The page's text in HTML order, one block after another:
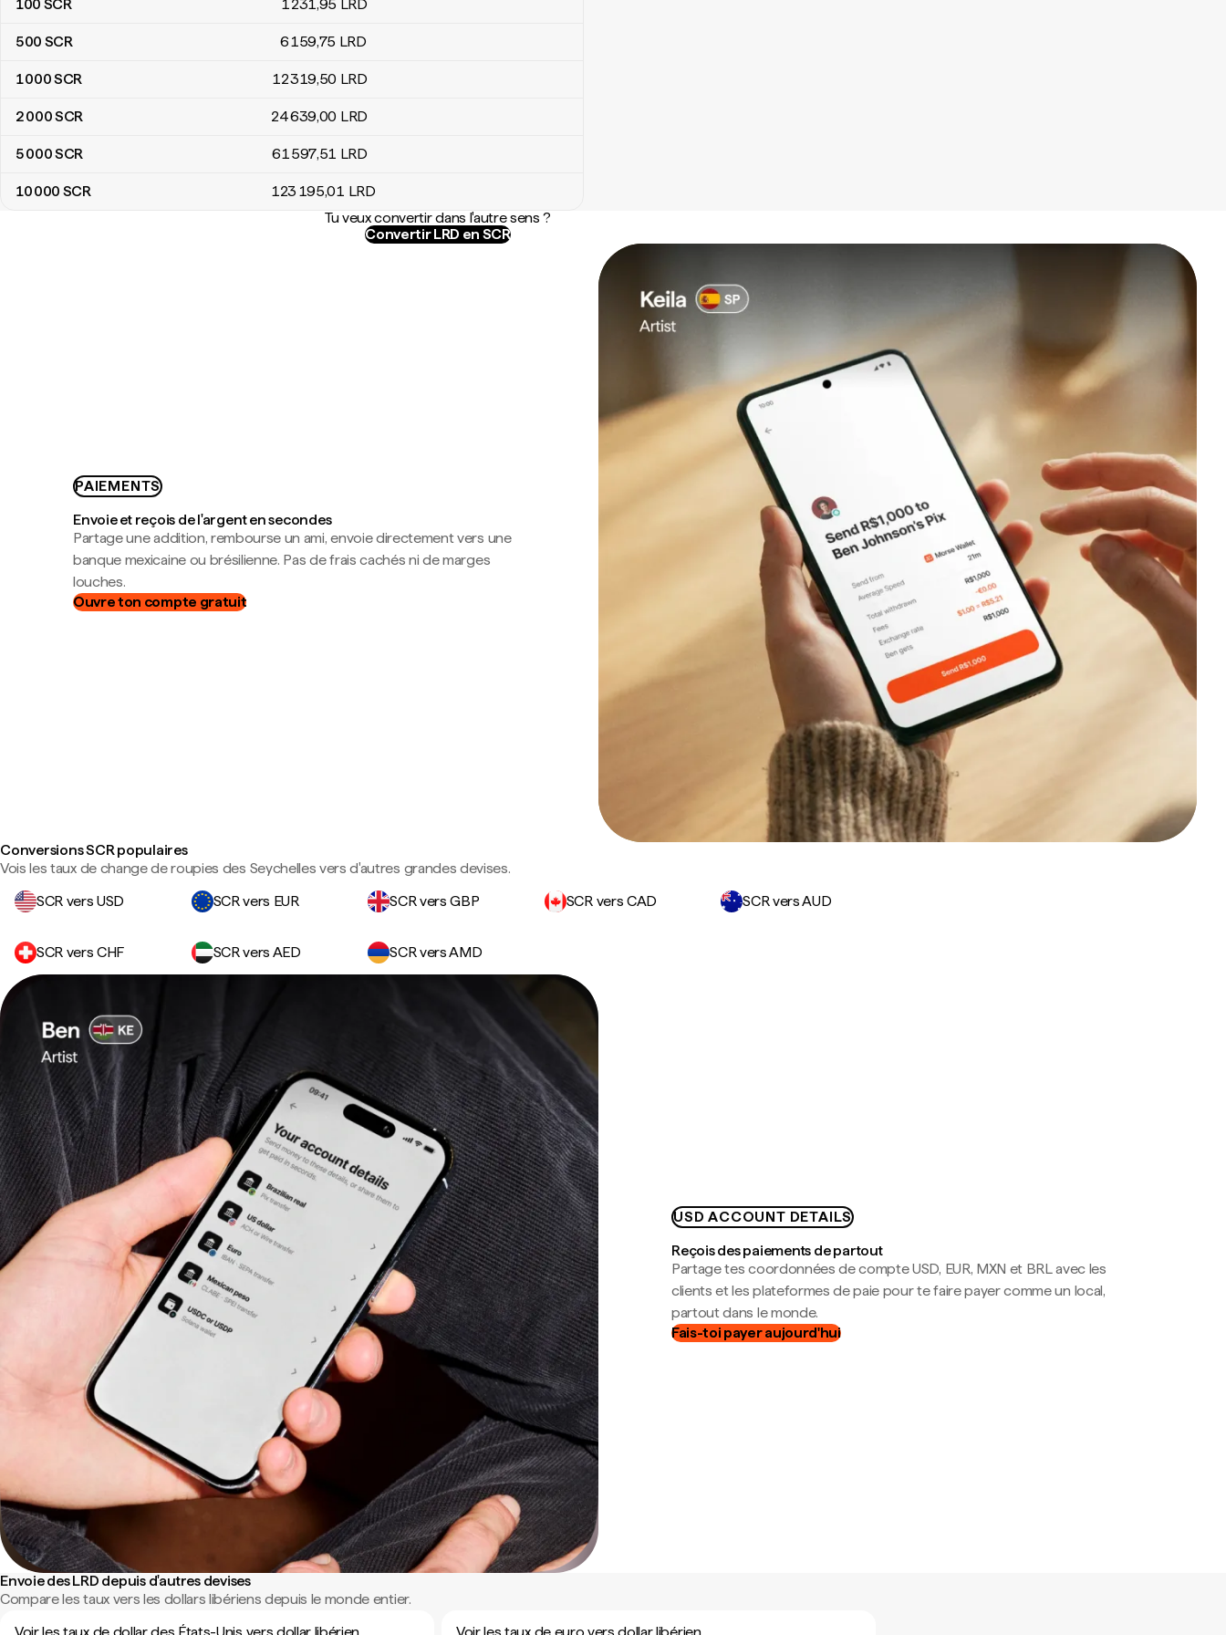
100 SCR 1 231,95 LRD
500 SCR 6 159,75 LRD
1 000SCR 12 319,50 LRD
2 000SCR 24 639,00 LRD
5 000SCR 61 597,51 LRD
10 000 SCR 123 195,01 LRD
Tu veux convertir dans l'autre sens ?
Convertir LRD en SCR
PAIEMENTS
Envoie et reçois de l'argent en secondes
Partage une addition, rembourse un ami, envoie directement vers une
banque mexicaine ou brésilienne. Pas de frais cachés ni de marges
louches.
Ouvre ton compte gratuit
Conversions SCR populaires
Vois les taux de change de roupies des Seychelles vers d'autres grandes devises.
SCR vers USD
SCR vers EUR SCR vers GBP SCR vers CAD SCR vers AUD
SCR vers CHF SCR vers AED SCR vers AMD
USD ACCOUNT DETAILS
Reçois des paiements de partout
Partage tes coordonnées de compte USD, EUR, MXN et BRL avec les
clients et les plateformes de paie pour te faire payer comme un local,
partout dans le monde.
Fais-toi payer aujourd'hui
Envoie des LRD depuis d'autres devises
Compare les taux vers les dollars libériens depuis le monde entier.